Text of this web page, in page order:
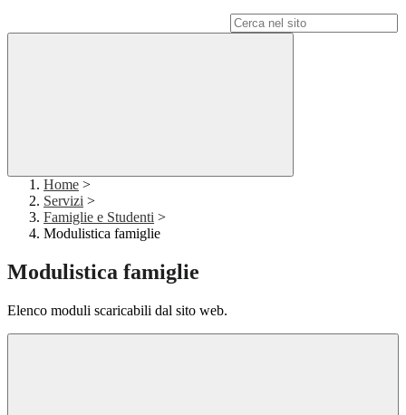
Home >
Servizi >
Famiglie e Studenti >
Modulistica famiglie
Modulistica famiglie
Elenco moduli scaricabili dal sito web.